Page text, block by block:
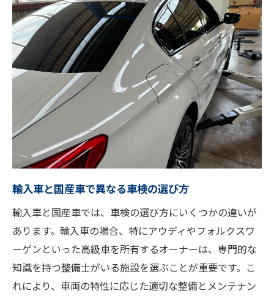
輸入車と国産車で異なる車検の選び方
輸入車と国産車では、車検の選び方にいくつかの違いが
あります。輸入車の場合、特にアウディやフォルクスワ
ーゲンといった高級車を所有するオーナーは、専門的な
知識を持つ整備士がいる施設を選ぶことが重要です。こ
れにより、車両の特性に応じた適切な整備とメンテナン